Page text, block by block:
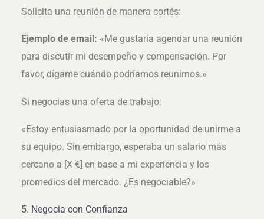
Solicita una reunión de manera cortés:
Ejemplo de email: «Me gustaría agendar una reunión
para discutir mi desempeño y compensación. Por
favor, dígame cuándo podríamos reunirnos.»
Si negocias una oferta de trabajo:
«Estoy entusiasmado por la oportunidad de unirme a
su equipo. Sin embargo, esperaba un salario más
cercano a [X €] en base a mi experiencia y los
promedios del mercado. ¿Es negociable?»
5. Negocia con Confianza